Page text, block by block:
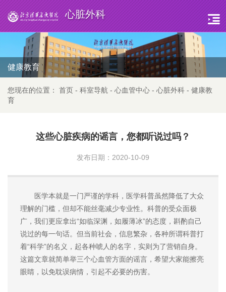
心脏外科
健康教育
您现在的位置： 首页 - 科室导航 - 心血管中心 - 心脏外科 - 健康教
育
这些心脏疾病的谣言，您都听说过吗？
发布日期：2020-10-09
医学本就是一门严谨的学科，医学科普虽然降低了大众
理解的门槛，但却不能丝毫减少专业性。科普的受众面极
广，我们更应拿出“如临深渊，如履薄冰”的态度，斟酌自己
说过的每一句话。但当前社会，信息繁杂，各种所谓科普打
着“科学”的名义，起各种唬人的名字，实则为了营销自身。
这篇文章就简单举三个心血管方面的谣言，希望大家能擦亮
眼睛，以免耽误病情，引起不必要的伤害。